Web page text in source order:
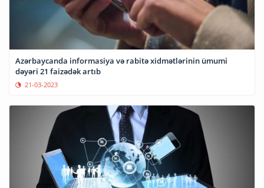
Azərbaycanda informasiya və rabitə xidmətlərinin ümumi
dəyəri 21 faizədək artıb
21-03-2023